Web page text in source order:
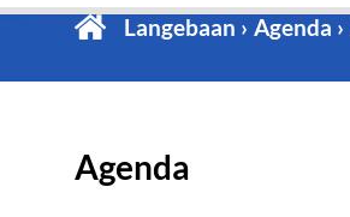
Langebaan Agenda
Agenda